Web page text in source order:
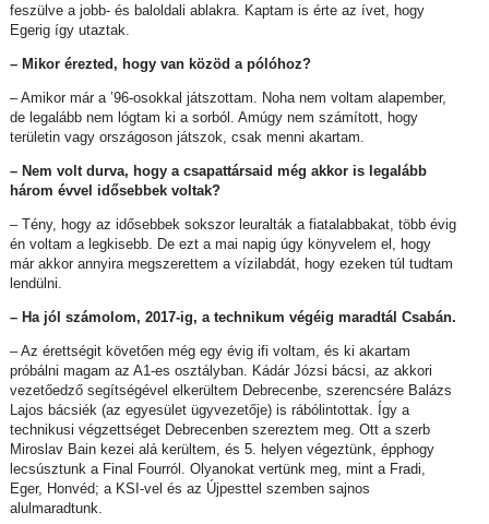
feszülve a jobb- és baloldali ablakra. Kaptam is érte az ívet, hogy
Egerig így utaztak.
– Mikor érezted, hogy van közöd a pólóhoz?
– Amikor már a ’96-osokkal játszottam. Noha nem voltam alapember,
de legalább nem lógtam ki a sorból. Amúgy nem számított, hogy
területin vagy országoson játszok, csak menni akartam.
– Nem volt durva, hogy a csapattársaid még akkor is legalább
három évvel idősebbek voltak?
– Tény, hogy az idősebbek sokszor leuralták a fiatalabbakat, több évig
én voltam a legkisebb. De ezt a mai napig úgy könyvelem el, hogy
már akkor annyira megszerettem a vízilabdát, hogy ezeken túl tudtam
lendülni.
– Ha jól számolom, 2017-ig, a technikum végéig maradtál Csabán.
– Az érettségit követően még egy évig ifi voltam, és ki akartam
próbálni magam az A1-es osztályban. Kádár Józsi bácsi, az akkori
vezetőedző segítségével elkerültem Debrecenbe, szerencsére Balázs
Lajos bácsiék (az egyesület ügyvezetője) is rábólintottak. Így a
technikusi végzettséget Debrecenben szereztem meg. Ott a szerb
Miroslav Bain kezei alá kerültem, és 5. helyen végeztünk, épphogy
lecsúsztunk a Final Fourról. Olyanokat vertünk meg, mint a Fradi,
Eger, Honvéd; a KSI-vel és az Újpesttel szemben sajnos
alulmaradtunk.